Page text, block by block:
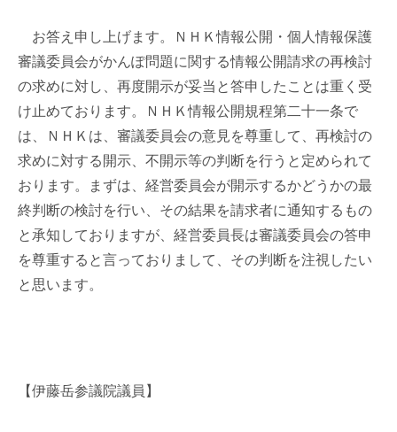
お答え申し上げます。ＮＨＫ情報公開・個人情報保護
審議委員会がかんぽ問題に関する情報公開請求の再検討
の求めに対し、再度開示が妥当と答申したことは重く受
け止めております。ＮＨＫ情報公開規程第二十一条で
は、ＮＨＫは、審議委員会の意見を尊重して、再検討の
求めに対する開示、不開示等の判断を行うと定められて
おります。まずは、経営委員会が開示するかどうかの最
終判断の検討を行い、その結果を請求者に通知するもの
と承知しておりますが、経営委員長は審議委員会の答申
を尊重すると言っておりまして、その判断を注視したい
と思います。
【伊藤岳参議院議員】